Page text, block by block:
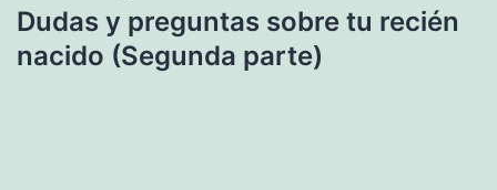
Dudas y preguntas sobre tu recién
nacido (Segunda parte)